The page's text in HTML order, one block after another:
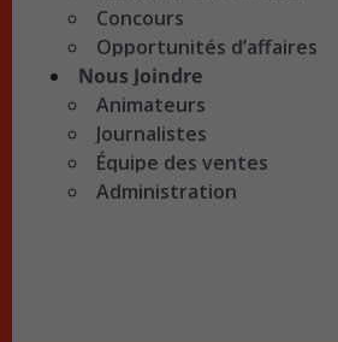
Concours
Opportunités d’affaires
Nous Joindre
Animateurs
Journalistes
Équipe des ventes
Administration